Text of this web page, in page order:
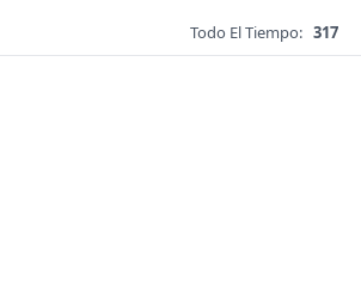
Todo El Tiempo: 317